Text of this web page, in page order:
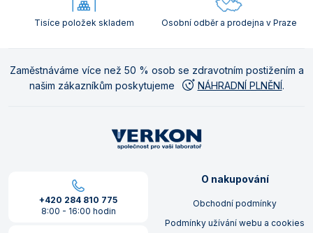
Tisíce položek skladem Osobní odběr a prodejna v Praze
Zaměstnáváme více než 50 % osob se zdravotním postižením a
našim zákazníkům poskytujeme
NÁHRADNÍ PLNĚNÍ.
+420 284 810 775
8:00 - 16:00 hodin
O nakupování
Obchodní podmínky
Podmínky užívání webu a cookies